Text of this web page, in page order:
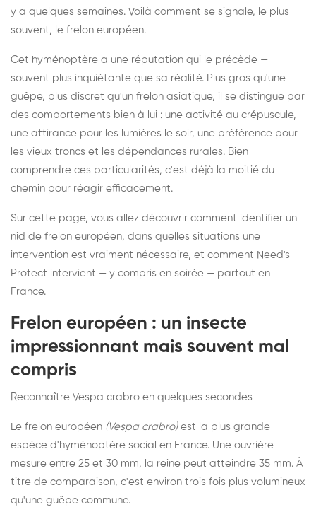
y a quelques semaines. Voilà comment se signale, le plus
souvent, le frelon européen.
Cet hyménoptère a une réputation qui le précède —
souvent plus inquiétante que sa réalité. Plus gros qu'une
guêpe, plus discret qu'un frelon asiatique, il se distingue par
des comportements bien à lui : une activité au crépuscule,
une attirance pour les lumières le soir, une préférence pour
les vieux troncs et les dépendances rurales. Bien
comprendre ces particularités, c'est déjà la moitié du
chemin pour réagir efficacement.
Sur cette page, vous allez découvrir comment identifier un
nid de frelon européen, dans quelles situations une
intervention est vraiment nécessaire, et comment Need's
Protect intervient — y compris en soirée — partout en
France.
Frelon européen : un insecte
impressionnant mais souvent mal
compris
Reconnaître Vespa crabro en quelques secondes
Le frelon européen (Vespa crabro)est la plus grande
espèce d'hyménoptère social en France. Une ouvrière
mesure entre 25 et 30 mm, la reine peut atteindre 35 mm. À
titre de comparaison, c'est environ trois fois plus volumineux
qu'une guêpe commune.